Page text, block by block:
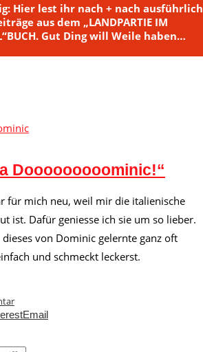
Hier lest ihr nach + nach
aus dem „LANDPARTIE IM
Gut Ding will Weile haben…
Dooooooooominic!“
für mich neu, weil mir die italienische
ist. Dafür geniesse ich sie um so lieber.
von Dominic gelernte ganz oft
und schmeckt leckerst.
Email